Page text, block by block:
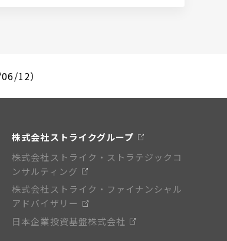
12）
株式会社ストライクグループ
株式会社ストライク・ストラテジックコ
ンサルティング
株式会社ストライク・ファイナンシャル
アドバイザリー
日本企業投資基盤株式会社